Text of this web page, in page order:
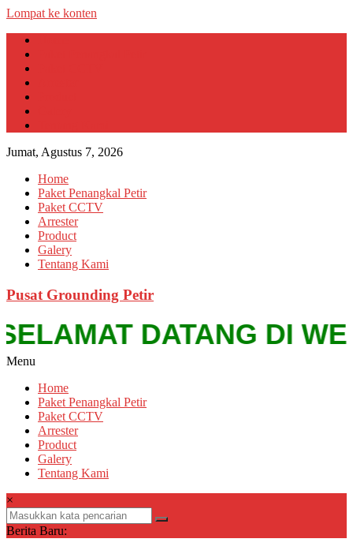
Lompat ke konten
Jumat, Agustus 7, 2026
Home
Paket Penangkal Petir
Paket CCTV
Arrester
Product
Galery
Tentang Kami
Pusat Grounding Petir
DATANG DI
Menu
Home
Paket Penangkal Petir
Paket CCTV
Arrester
Product
Galery
Tentang Kami
×
Berita Baru: